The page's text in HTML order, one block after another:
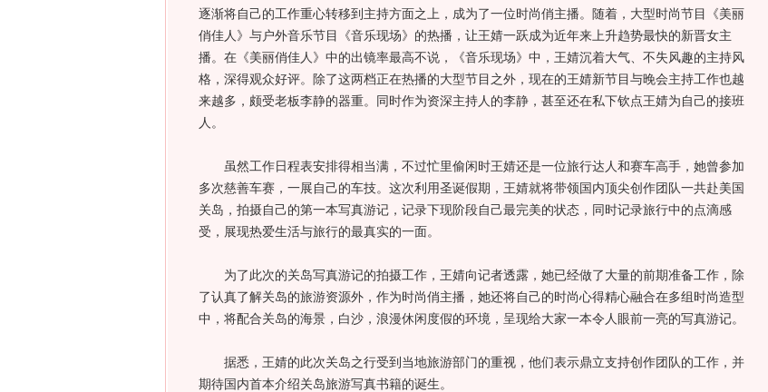
逐渐将自己的工作重心转移到主持方面之上，成为了一位时尚俏主播。随着，大型时尚节目《美丽
俏佳人》与户外音乐节目《音乐现场》的热播，让王婧一跃成为近年来上升趋势最快的新晋女主
播。在《美丽俏佳人》中的出镜率最高不说，《音乐现场》中，王婧沉着大气、不失风趣的主持风
格，深得观众好评。除了这两档正在热播的大型节目之外，现在的王婧新节目与晚会主持工作也越
来越多，颇受老板李静的器重。同时作为资深主持人的李静，甚至还在私下钦点王婧为自己的接班
人。
虽然工作日程表安排得相当满，不过忙里偷闲时王婧还是一位旅行达人和赛车高手，她曾参加
多次慈善车赛，一展自己的车技。这次利用圣诞假期，王婧就将带领国内顶尖创作团队一共赴美国
关岛，拍摄自己的第一本写真游记，记录下现阶段自己最完美的状态，同时记录旅行中的点滴感
受，展现热爱生活与旅行的最真实的一面。
为了此次的关岛写真游记的拍摄工作，王婧向记者透露，她已经做了大量的前期准备工作，除
了认真了解关岛的旅游资源外，作为时尚俏主播，她还将自己的时尚心得精心融合在多组时尚造型
中，将配合关岛的海景，白沙，浪漫休闲度假的环境，呈现给大家一本令人眼前一亮的写真游记。
据悉，王婧的此次关岛之行受到当地旅游部门的重视，他们表示鼎立支持创作团队的工作，并
期待国内首本介绍关岛旅游写真书籍的诞生。